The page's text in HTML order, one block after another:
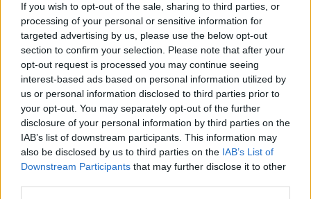
If you wish to opt-out of the sale, sharing to third parties, or
processing of your personal or sensitive information for
targeted advertising by us, please use the below opt-out
section to confirm your selection. Please note that after your
opt-out request is processed you may continue seeing
interest-based ads based on personal information utilized by
us or personal information disclosed to third parties prior to
your opt-out. You may separately opt-out of the further
disclosure of your personal information by third parties on the
IAB’s list of downstream participants. This information may
also be disclosed by us to third parties on the IAB’s List of
Downstream Participants that may further disclose it to other
ALTRI ANIMALI